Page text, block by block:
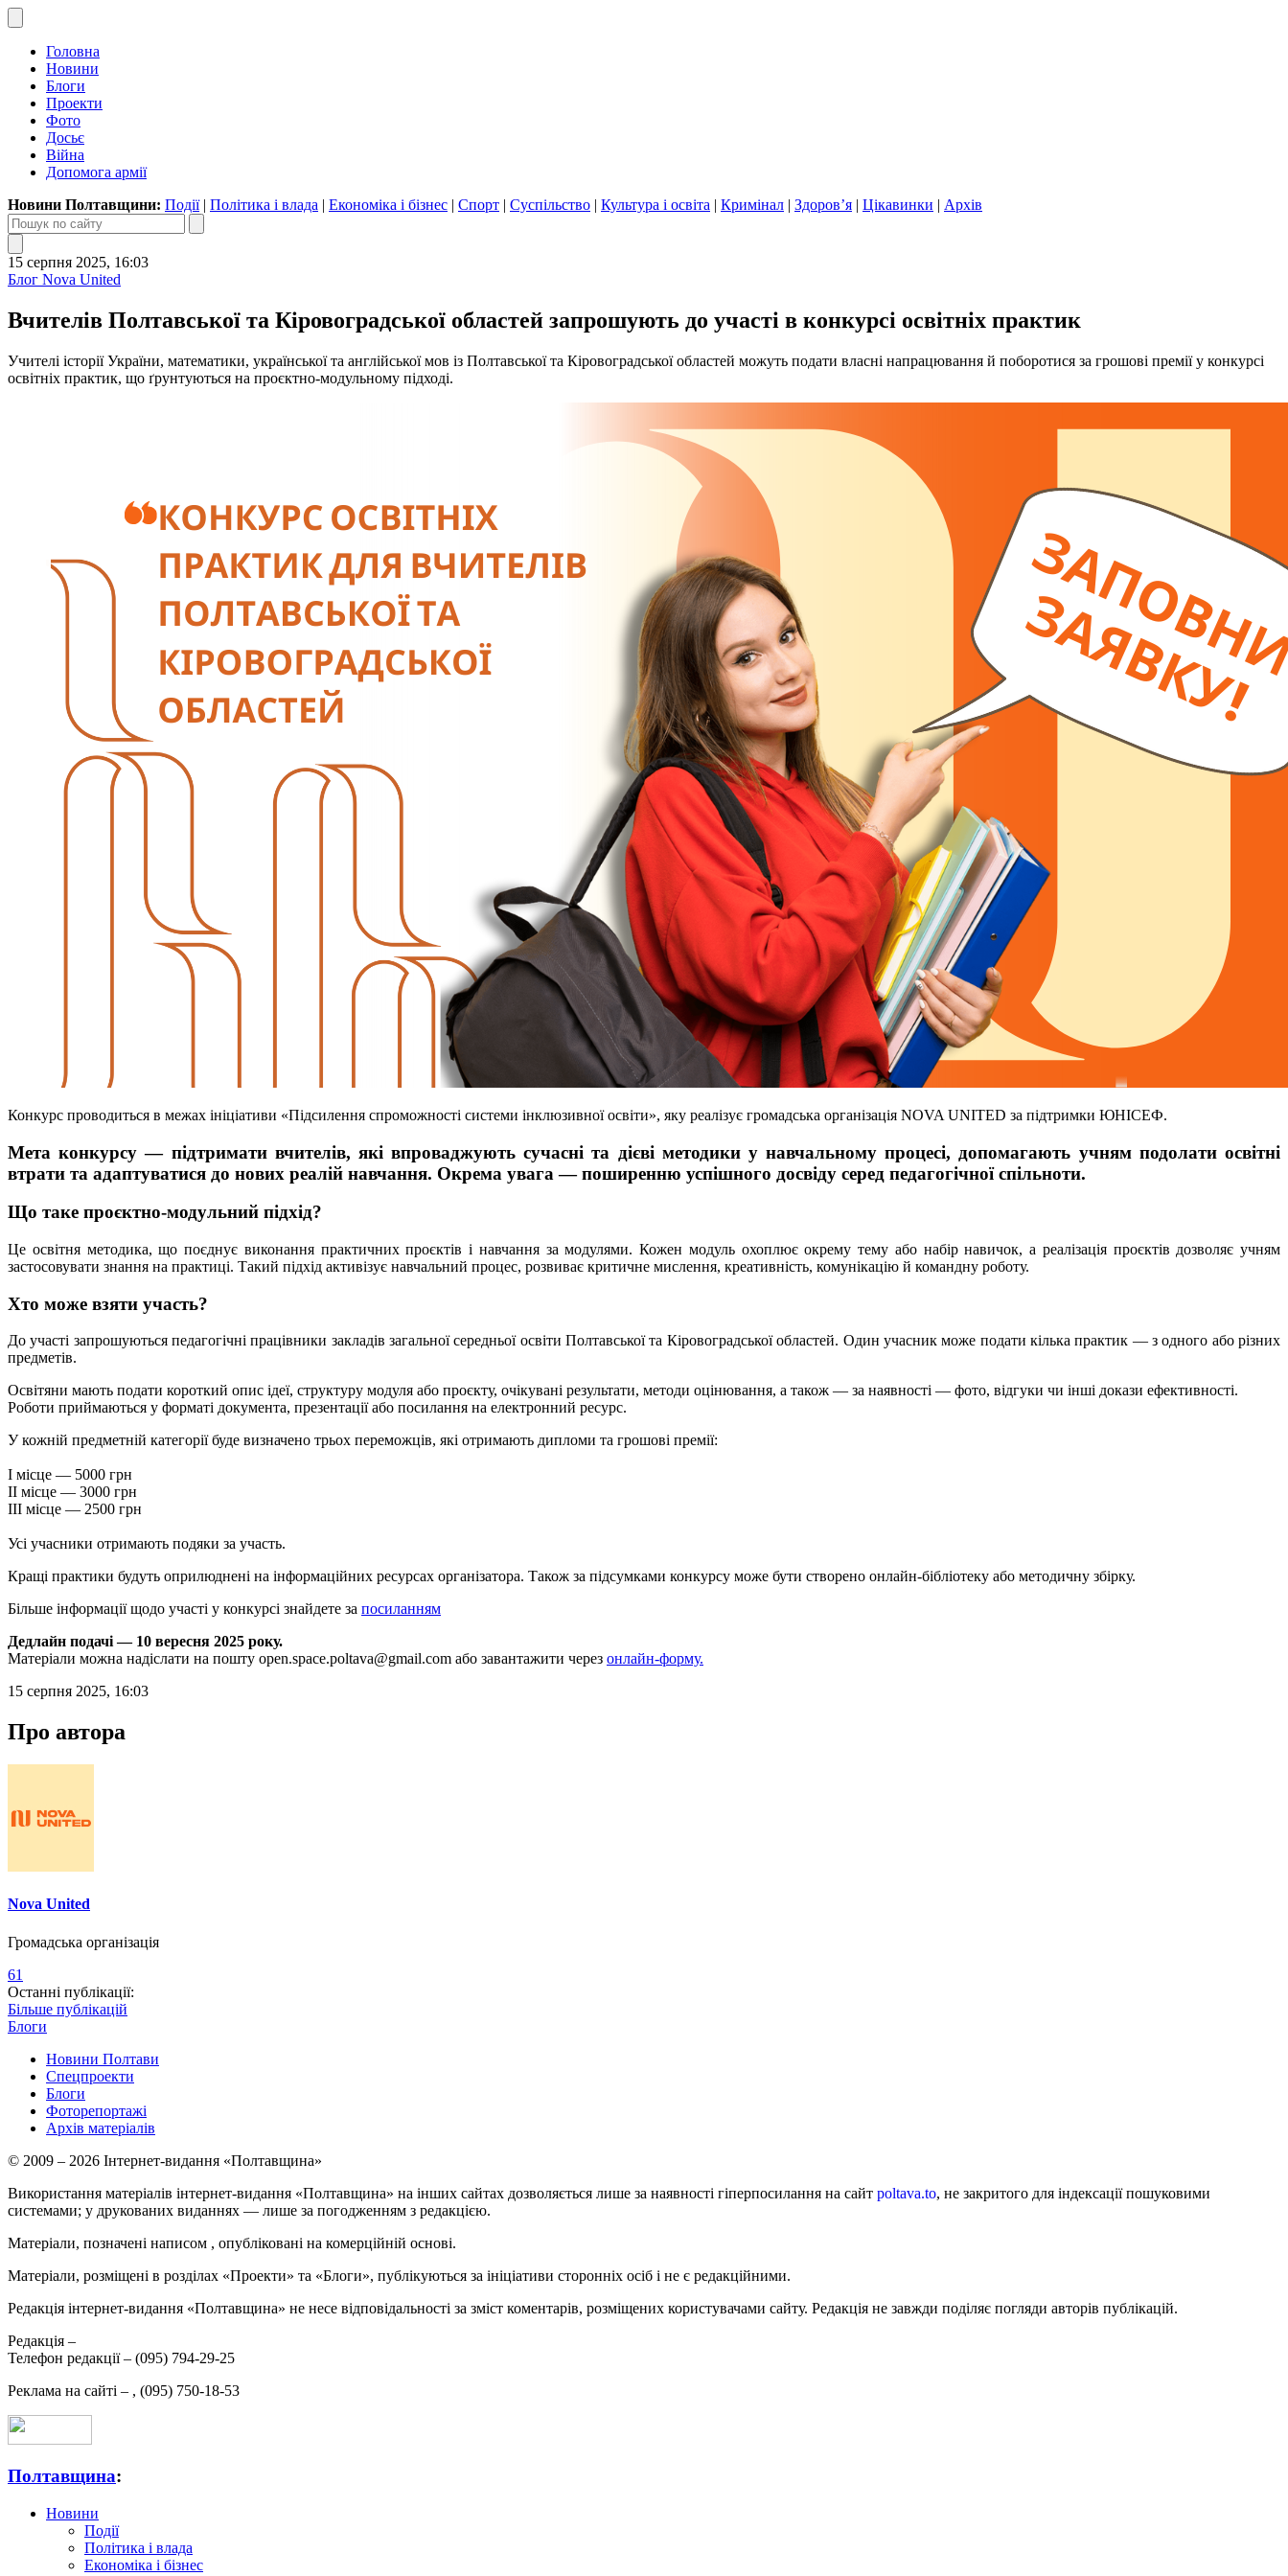
Головна
Новини
Блоги
Проекти
Фото
Досьє
Війна
Допомога армії
Новини Полтавщини: Події| Політика і влада | Економіка і бізнес | Спорт | Суспільство | Культура і освіта | Кримінал | Здоров’я | Цікавинки | Архів
15 серпня 2025, 16:03
Блог Nova United
Вчителів Полтавської та Кіровоградської областей запрошують до участі в конкурсі освітніх практик
Учителі історії України, математики, української та англійської мов із Полтавської та Кіровоградської областей можуть подати власні напрацювання й поборотися за грошові премії у конкурсі
освітніх практик, що ґрунтуються на проєктно-модульному підході.
Конкурс проводиться в межах ініціативи «Підсилення спроможності системи інклюзивної освіти», яку реалізує громадська організація NOVA UNITED за підтримки ЮНІСЕФ.
Мета конкурсу— підтримати вчителів, які впроваджують сучасні та дієві методики у навчальному процесі, допомагають учням подолати освітні
втрати та адаптуватися до нових реалій навчання. Окрема увага — поширенню успішного досвіду серед педагогічної спільноти.
Що таке проєктно-модульний підхід?
Це освітня методика, що поєднує виконання практичних проєктів і навчання за модулями. Кожен модуль охоплює окрему тему або набір навичок, а реалізація проєктів дозволяє учням
застосовувати знання на практиці. Такий підхід активізує навчальний процес, розвиває критичне мислення, креативність, комунікацію й командну роботу.
Хто може взяти участь?
До участі запрошуються педагогічні працівники закладів загальної середньої освіти Полтавської та Кіровоградської областей. Один учасник може подати кілька практик — з одного або різних
предметів.
Освітяни мають подати короткий опис ідеї, структуру модуля або проєкту, очікувані результати, методи оцінювання, а також — за наявності — фото, відгуки чи інші докази ефективності.
Роботи приймаються у форматі документа, презентації або посилання на електронний ресурс.
У кожній предметній категорії буде визначено трьох переможців, які отримають дипломи та грошові премії:
І місце — 5000 грн
ІІ місце — 3000 грн
ІІІ місце — 2500 грн
Усі учасники отримають подяки за участь.
Кращі практики будуть оприлюднені на інформаційних ресурсах організатора. Також за підсумками конкурсу може бути створено онлайн-бібліотеку або методичну збірку.
Більше інформації щодо участі у конкурсі знайдете за посиланням
Дедлайн подачі — 10 вересня 2025 року.
Матеріали можна надіслати на пошту open.space.poltava@gmail.com або завантажити через онлайн-форму.
15 серпня 2025, 16:03
Про автора
Nova United
Громадська організація
61
Останні публікації:
Більше публікацій
Блоги
Новини Полтави
Спецпроекти
Блоги
Фоторепортажі
Архів матеріалів
© 2009 – 2026 Інтернет-видання «Полтавщина»
Використання матеріалів інтернет-видання «Полтавщина» на інших сайтах дозволяється лише за наявності гіперпосилання на сайт poltava.to, не закритого для індексації пошуковими
системами; у друкованих виданнях — лише за погодженням з редакцією.
Матеріали, позначені написом , опубліковані на комерційній основі.
Матеріали, розміщені в розділах «Проекти» та «Блоги», публікуються за ініціативи сторонніх осіб і не є редакційними.
Редакція інтернет-видання «Полтавщина» не несе відповідальності за зміст коментарів, розміщених користувачами сайту. Редакція не завжди поділяє погляди авторів публікацій.
Редакція –
Телефон редакції – (095) 794-29-25
Реклама на сайті – , (095) 750-18-53
Полтавщина:
Новини
Події
Політика і влада
Економіка і бізнес